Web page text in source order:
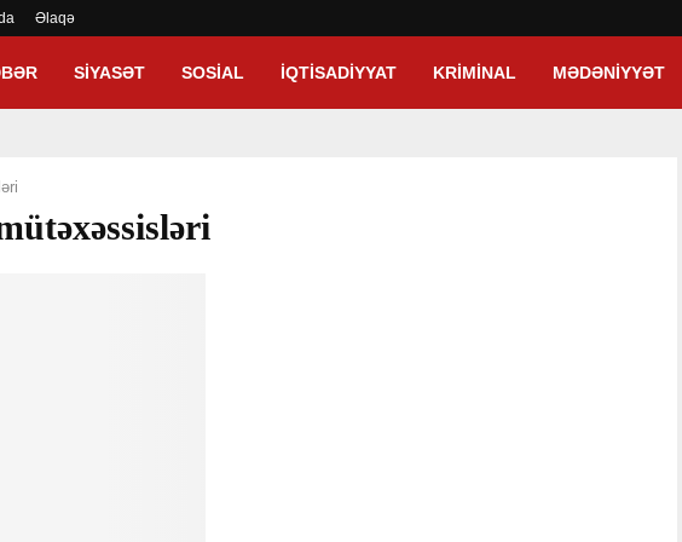
Əlaqə
SIYASƏT SOSIAL İQTISADIYYAT KRIMINAL MƏDƏNIYYƏT